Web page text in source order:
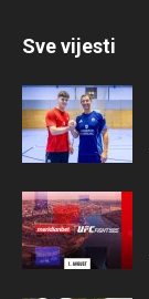
Sve vijesti